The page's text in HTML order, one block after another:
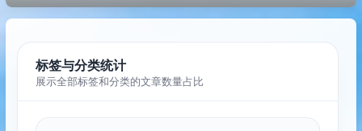
标签与分类统计
展示全部标签和分类的文章数量占比